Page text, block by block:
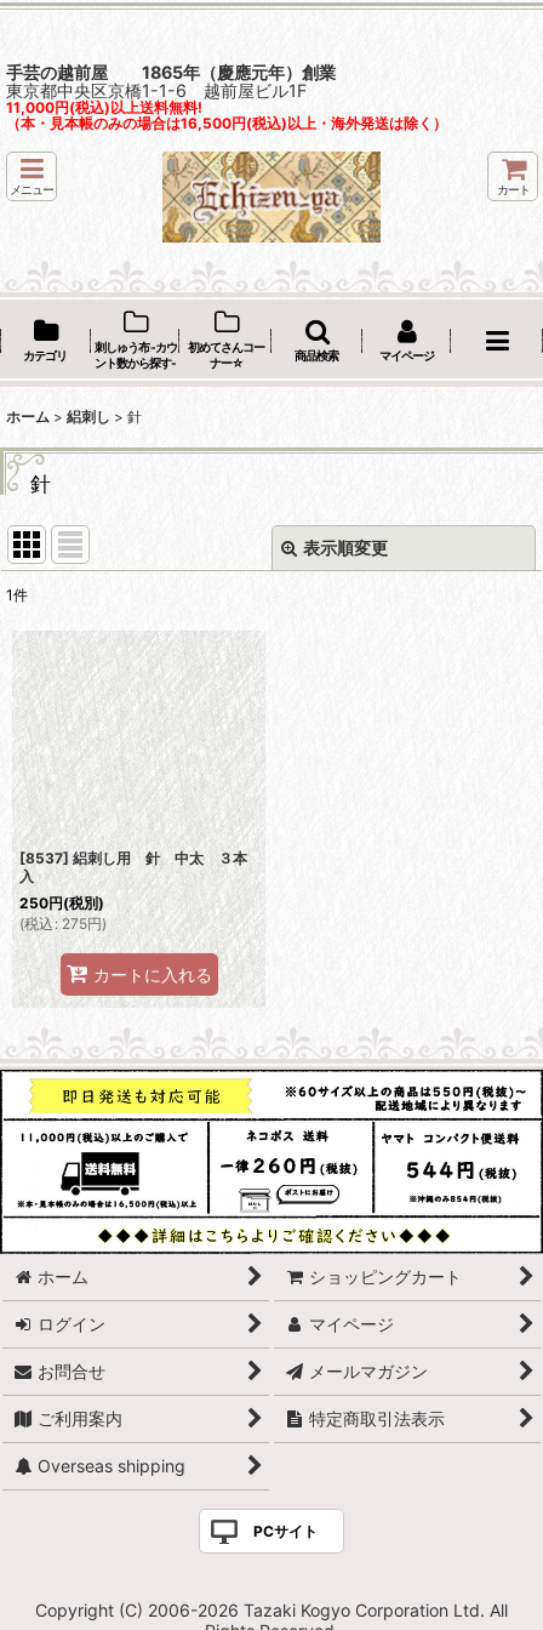
手芸の越前屋 1865年（慶應元年）創業
東京都中央区京橋1-1-6 越前屋ビル1F
11,000円(税込)以上送料無料!
（本・見本帳のみの場合は16,500円(税込)以上・海外発送は除く）
メニュー カート
カテゴリ
刺しゅう布 -カウ
ント数から探す-
初めてさんコー
ナー☆
商品検索 マイページ
ホーム > 絽刺し > 針
針
表示順変更
並び順 :
絞り込む
1件
[8537] 絽刺し用 針 中太 ３本
入
250円(税別)
(税込: 275円)
カートに入れる
ホーム ショッピングカート
ログイン マイページ
お問合せ メールマガジン
ご利用案内 特定商取引法表示
Overseas shipping
PCサイト
Copyright (C) 2006-2026 Tazaki Kogyo Corporation Ltd. All